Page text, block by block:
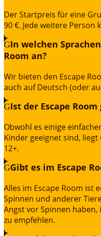
Der Startpreis für eine
90 €. Jede weitere Person
In welchen
Room an?
Wir bieten den Escape
auch auf Deutsch (oder
Ist der Escape
Obwohl es einige
Kinder geeignet sind,
12+.
Gibt es im Escape
Alles im Escape Room ist
Spinnen und anderer
Angst vor Spinnen
zu empfehlen.